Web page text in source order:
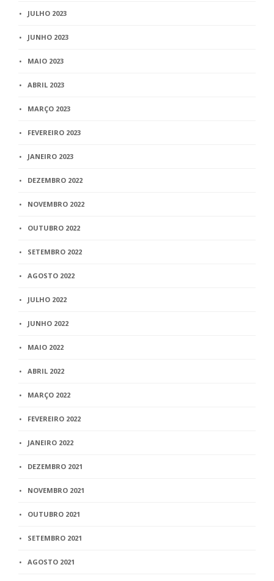
JULHO 2023
JUNHO 2023
MAIO 2023
ABRIL 2023
MARÇO 2023
FEVEREIRO 2023
JANEIRO 2023
DEZEMBRO 2022
NOVEMBRO 2022
OUTUBRO 2022
SETEMBRO 2022
AGOSTO 2022
JULHO 2022
JUNHO 2022
MAIO 2022
ABRIL 2022
MARÇO 2022
FEVEREIRO 2022
JANEIRO 2022
DEZEMBRO 2021
NOVEMBRO 2021
OUTUBRO 2021
SETEMBRO 2021
AGOSTO 2021